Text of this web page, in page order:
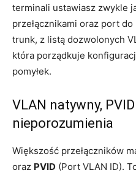
terminali ustawiasz zwykle
przełącznikami oraz port
trunk, z listą dozwolonych
która porządkuje
pomyłek.
VLAN natywny,
nieporozumienia
Większość przełączników
oraz PVID (Port VLAN ID).